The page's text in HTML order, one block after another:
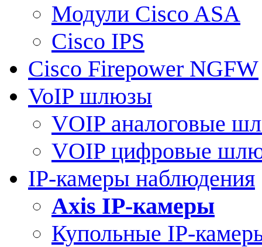
Модули Cisco ASA
Cisco IPS
Cisco Firepower NGFW
VoIP шлюзы
VOIP аналоговые
VOIP цифровые
IP-камеры наблюдения
Axis IP-камеры
Купольные IP-